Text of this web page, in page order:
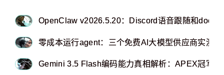
OpenClaw v2026.5.20：Discord语音跟随和doctor
零成本运行agent：三个免费AI大模型供应商实测推
Gemini 3.5 Flash编码能力真相解析：APEX冠军